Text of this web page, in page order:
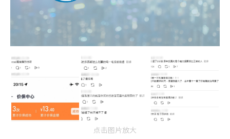
点击图片放大